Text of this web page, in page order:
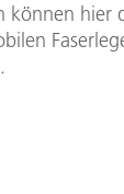
können hier